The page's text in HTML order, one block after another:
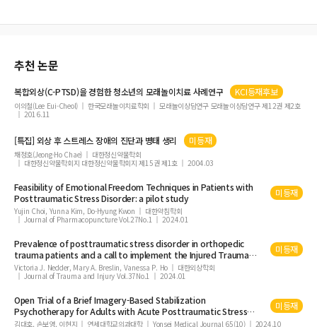
주정 중독 환자에서 Fluoxetine 장기 투여가 음주 욕구에 미치는 영향
강박장애환자에서 세로토닌 효현제인 MK-212가 체온 및 신경내분비 반응에 미치는
효과
타과병동에서 정신과로 전과된 입원환자에 대한 임상적 연구
주의력 결핍과잉운동장애 아동의 뇌청각 사건유발전위
Alzheimer형 치매 의심과 경도 Alzheimer형 치매의 인지기능 비교
추천 논문
복합외상(C-PTSD)을 경험한 청소년의 모래놀이치료 사례연구 KCI등재후보
이의철(Lee Eui-Cheol) 한국모래놀이치료학회
모래놀이상담연구 모래놀이상담연구 제12권 제2호
2016.11
[특집] 외상 후 스트레스 장애의 진단과 병태 생리 미등재
채정호(Jeong-Ho Chae)
대한정신약물학회
대한정신약물학회지 대한정신약물학회지 제15권 제1호
2004.03
Feasibility of Emotional Freedom Techniques in Patients with
PosttraumaticStressDisorder: a pilot study 미등재
Yujin Choi, Yunna Kim, Do-Hyung Kwon
대한약침학회
Journal of Pharmacopuncture Vol.27No.1
2024.01
Prevalence ofposttraumaticstressdisorderin orthopedic
trauma patients and a call to implement the Injured Trauma
Survivor Screen as a prospective screening protocol in the
United States
미등재
Victoria J. Nedder, Mary A. Breslin, Vanessa P. Ho
대한외상학회
Journal of Trauma and Injury Vol.37No.1
2024.01
Open Trial of a Brief Imagery-Based Stabilization
Psychotherapy for Adults with AcutePosttraumaticStress
Disorder
미등재
김대호, 손보영, 이현지 연세대학교의과대학 Yonsei Medical Journal 65(10) 2024.10